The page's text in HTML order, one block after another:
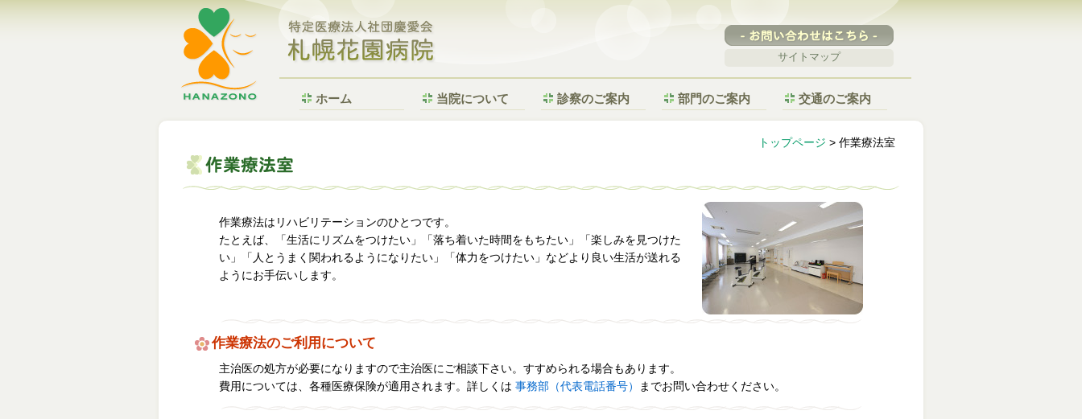
サイトマップ
ホーム 当院について 診察のご案内 部門のご案内 交通のご案内
トップページ > 作業療法室
作業療法はリハビリテーションのひとつです。
たとえば、「生活にリズムをつけたい」「落ち着いた時間をもちたい」「楽しみを見つけた
い」「人とうまく関われるようになりたい」「体力をつけたい」などより良い生活が送れる
ようにお手伝いします。
作業療法のご利用について
主治医の処方が必要になりますので主治医にご相談下さい。すすめられる場合もあります。
費用については、各種医療保険が適用されます。詳しくは 事務部（代表電話番号） までお問い合わせください。